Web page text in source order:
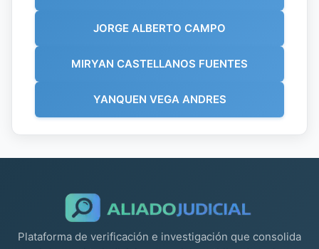
JORGE ALBERTO CAMPO
MIRYAN CASTELLANOS FUENTES
YANQUEN VEGA ANDRES
Plataforma de verificación e investigación que consolida